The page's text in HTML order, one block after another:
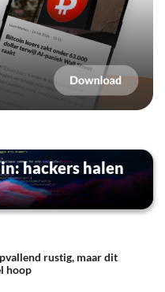
hackers halen
rustig, maar dit
hoop